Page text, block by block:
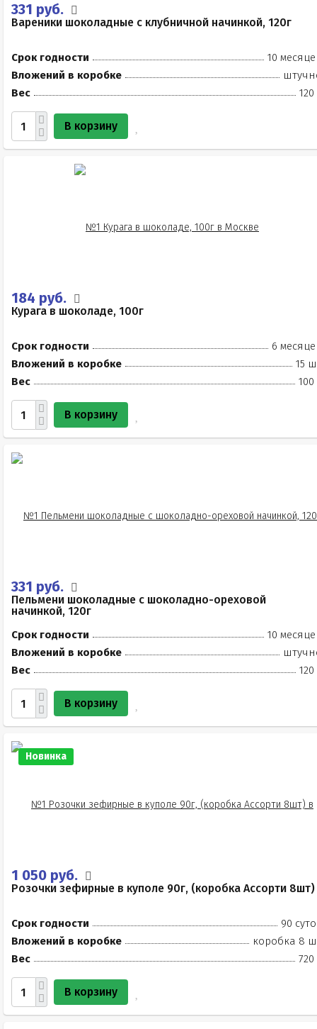
331 руб.
Вареники шоколадные с клубничной начинкой, 120г
Срок годности
10
Вложений в коробке
Вес
120
В корзину
184 руб.
Курага в шоколаде, 100г
Срок годности
6
Вложений в коробке
15
Вес
100
В корзину
331 руб.
Пельмени шоколадные с шоколадно-ореховой
начинкой, 120г
Срок годности
10
Вложений в коробке
Вес
120
В корзину
Новинка
1 050 руб.
Розочки зефирные в куполе 90г, (коробка Ассорти 8шт)
Срок годности
90
Вложений в коробке
коробка 8
Вес
720
В корзину